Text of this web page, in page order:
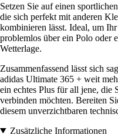
Setzen Sie auf einen
die sich perfekt mit anderen
kombinieren lässt. Ideal, um
problemlos über ein Polo oder
Wetterlage.
Zusammenfassend lässt sich
adidas Ultimate 365 + weit
ein echtes Plus für all jene,
verbinden möchten. Bereiten
diesem unverzichtbaren
Zusätzliche Informationen